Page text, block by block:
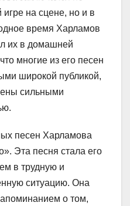
игре на сцене, но и в
время Харламов
их в домашней
многие из его песен
широкой публикой,
сильными
песен Харламова
Эта песня стала его
в трудную и
ситуацию. Она
о том,